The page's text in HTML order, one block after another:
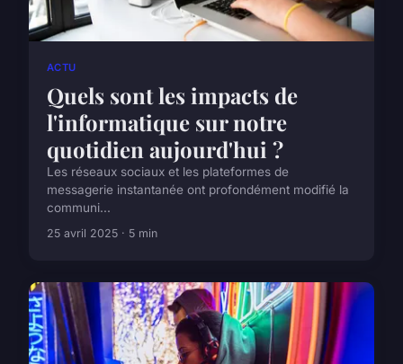
ACTU
Quels sont les impacts de
l'informatique sur notre
quotidien aujourd'hui ?
Les réseaux sociaux et les plateformes de
messagerie instantanée ont profondément modifié la
communi...
25 avril 2025 · 5 min